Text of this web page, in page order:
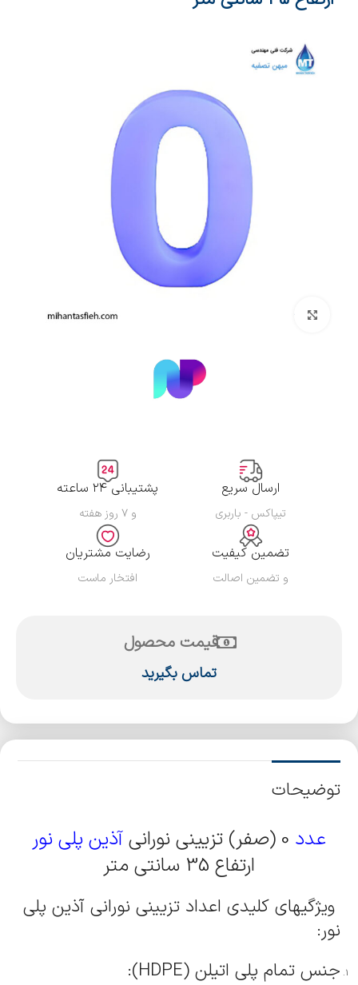
بزرگنمایی تصویر
ارسال سریع
تیپاکس - باربری
پشتیبانی ۲۴ ساعته
و ۷ روز هفته
تضمین کیفیت
و تضمین اصالت
رضایت مشتریان
افتخار ماست
قیمت محصول
تماس بگیرید
توضیحات
عدد
آذین پلی نور
ارتفاع 35 سانتی متر
ویژگیهای کلیدی اعداد تزیینی نورانی آذین پلی
نور:
جنس تمام پلی اتیلن (HDPE):